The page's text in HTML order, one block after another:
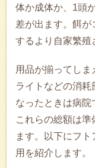
体か成体か、1頭
差が出ます。餌が
するより自家繁殖
用品が揃ってしま
ライトなどの消耗
なったときは病院
これらの総額は準
ます。以下にフ
用を紹介します。